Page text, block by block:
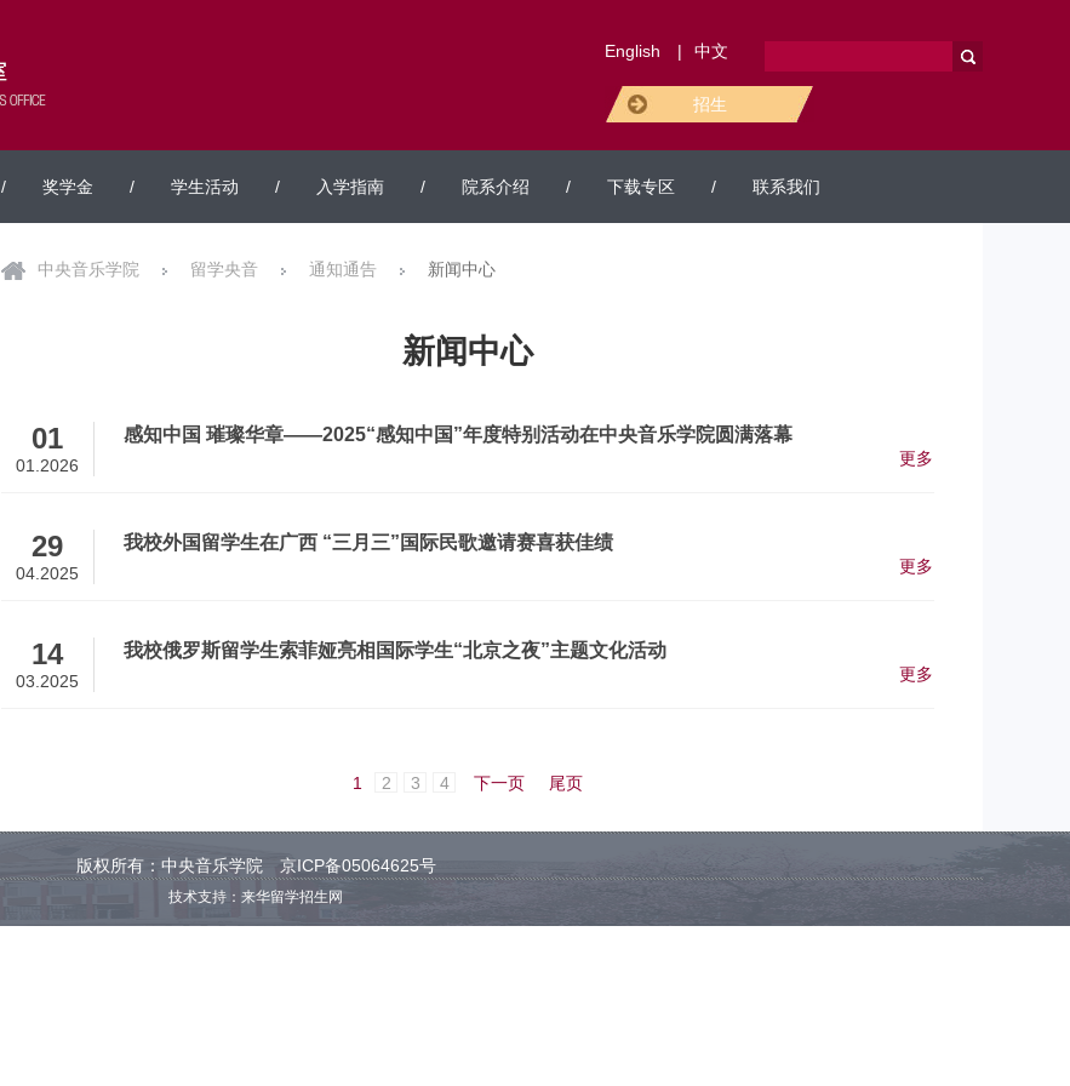
English | 中文
招生
/ 奖学金 / 学生活动 / 入学指南 / 院系介绍 / 下载专区 / 联系我们
中央音乐学院 留学央音 通知通告 新闻中心
新闻中心
01
01.2026
感知中国 璀璨华章——2025“感知中国”年度特别活动在中央音乐学院圆满落幕
更多
29
04.2025
我校外国留学生在广西 “三月三”国际民歌邀请赛喜获佳绩
更多
14
03.2025
我校俄罗斯留学生索菲娅亮相国际学生“北京之夜”主题文化活动
更多
1 2 3 4 下一页 尾页
版权所有：中央音乐学院 京ICP备05064625号
技术支持：来华留学招生网